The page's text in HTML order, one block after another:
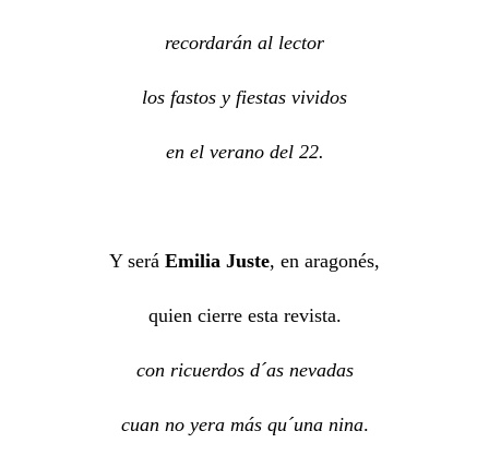
recordarán al lector
los fastos y fiestas vividos
en el verano del 22.
Y será Emilia Juste, en aragonés,
quien cierre esta revista.
con ricuerdos d´as nevadas
cuan no yera más qu´una nina.